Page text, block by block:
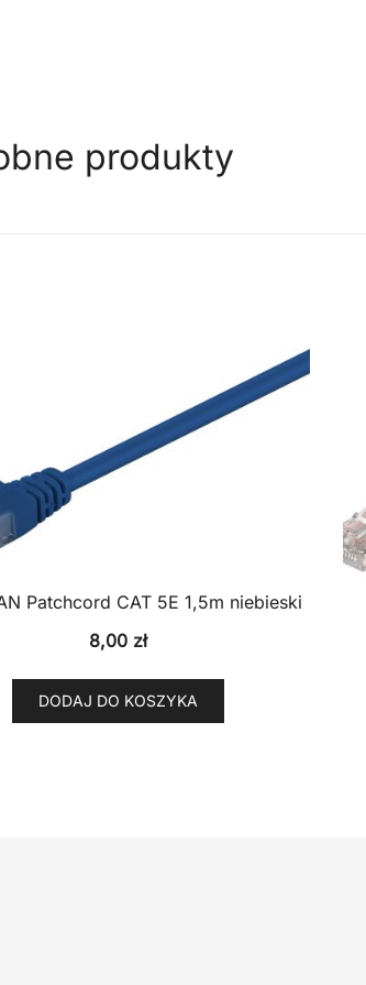
produkty
Patchcord CAT 5E 1,5m niebieski
8,00 zł
DODAJ DO KOSZYKA